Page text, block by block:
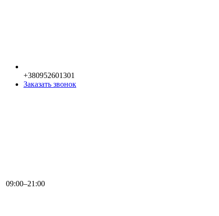
+380952601301
Заказать звонок
09:00–21:00